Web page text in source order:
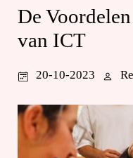
De
van ICT
20-10-2023